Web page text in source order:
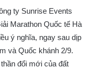
ty Sunrise Events
Marathon Quốc tế Hà
ý nghĩa, ngay sau dịp
và Quốc khánh 2/9.
đổi mới của đất